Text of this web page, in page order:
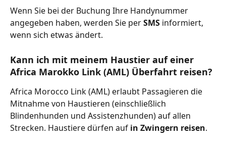
Wenn Sie bei der Buchung Ihre Handynummer
angegeben haben, werden Sie per SMS informiert,
wenn sich etwas ändert.
Kann ich mit meinem Haustier auf einer
Africa Marokko Link (AML) Überfahrt reisen?
Africa Morocco Link (AML) erlaubt Passagieren die
Mitnahme von Haustieren (einschließlich
Blindenhunden und Assistenzhunden) auf allen
Strecken. Haustiere dürfen auf in Zwingern reisen.